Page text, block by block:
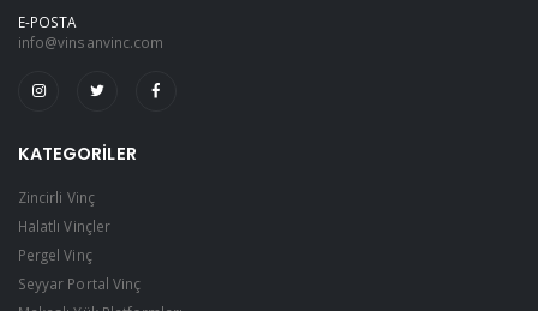
E-POSTA
info@vinsanvinc.com
KATEGORILER
Zincirli Vinç
Halatlı Vinçler
Pergel Vinç
Seyyar Portal Vinç